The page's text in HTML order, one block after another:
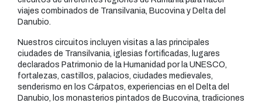
viajes combinados de Transilvania, Bucovina y Delta del
Danubio.
Nuestros circuitos incluyen visitas a las principales
ciudades de Transilvania, iglesias fortificadas, lugares
declarados Patrimonio de la Humanidad por la UNESCO,
fortalezas, castillos, palacios, ciudades medievales,
senderismo en los Cárpatos, experiencias en el Delta del
Danubio, los monasterios pintados de Bucovina, tradiciones